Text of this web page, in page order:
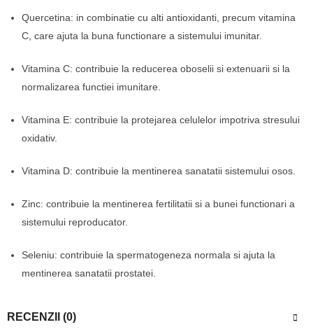
Quercetina: in combinatie cu alti antioxidanti, precum vitamina
C, care ajuta la buna functionare a sistemului imunitar.
Vitamina C: contribuie la reducerea oboselii si extenuarii si la
normalizarea functiei imunitare.
Vitamina E: contribuie la protejarea celulelor impotriva stresului
oxidativ.
Vitamina D: contribuie la mentinerea sanatatii sistemului osos.
Zinc: contribuie la mentinerea fertilitatii si a bunei functionari a
sistemului reproducator.
Seleniu: contribuie la spermatogeneza normala si ajuta la
mentinerea sanatatii prostatei.
RECENZII (0)